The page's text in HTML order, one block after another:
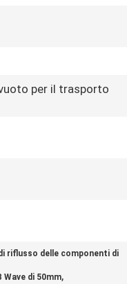
per il trasporto
riflusso delle componenti di
Wave di 50mm,